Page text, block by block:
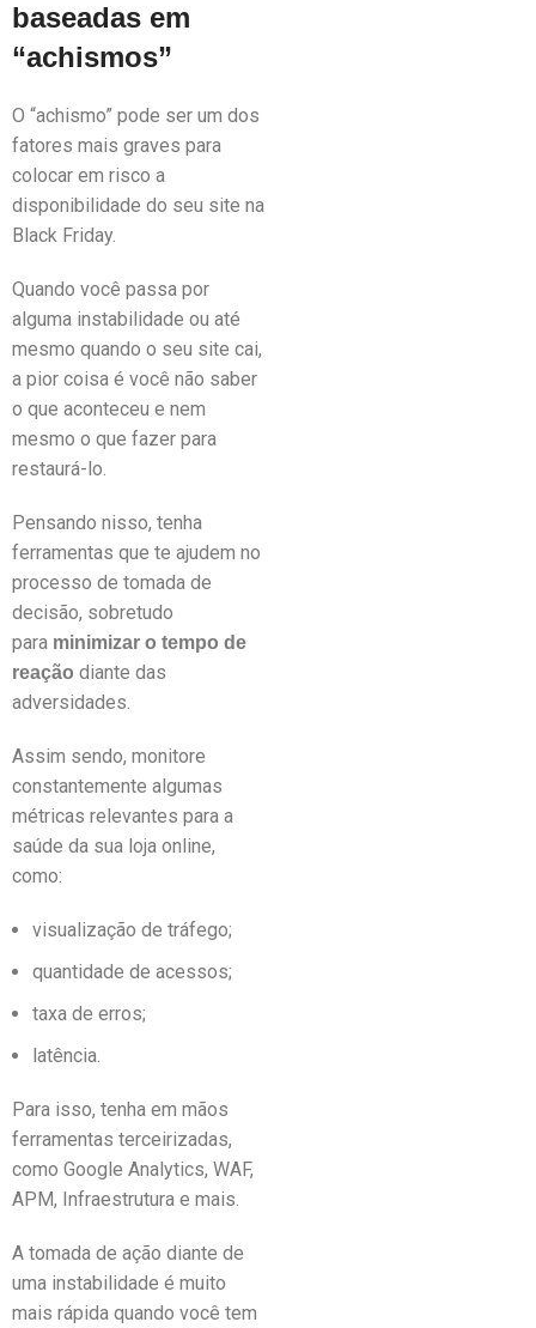
baseadas em
“achismos”
O “achismo” pode ser um dos
fatores mais graves para
colocar em risco a
disponibilidade do seu site na
Black Friday.
Quando você passa por
alguma instabilidade ou até
mesmo quando o seu site cai,
a pior coisa é você não saber
o que aconteceu e nem
mesmo o que fazer para
restaurá-lo.
Pensando nisso, tenha
ferramentas que te ajudem no
processo de tomada de
decisão, sobretudo
para minimizar o tempo de
reação diante das
adversidades.
Assim sendo, monitore
constantemente algumas
métricas relevantes para a
saúde da sua loja online,
como:
visualização de tráfego;
quantidade de acessos;
taxa de erros;
latência.
Para isso, tenha em mãos
ferramentas terceirizadas,
como Google Analytics, WAF,
APM, Infraestrutura e mais.
A tomada de ação diante de
uma instabilidade é muito
mais rápida quando você tem